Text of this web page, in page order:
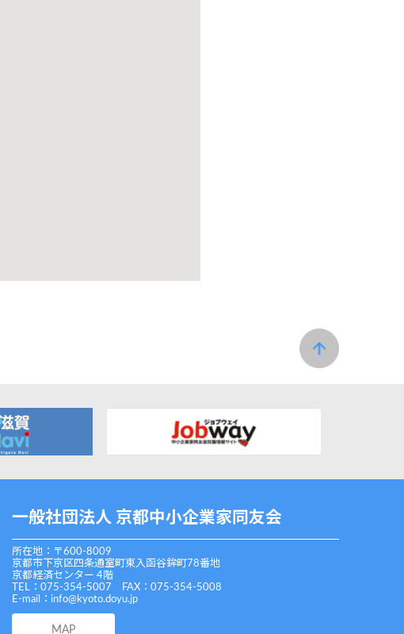
一般社団法人 京都中小企業家同友会
所在地：〒600-8009
京都市下京区四条通室町東入函谷鉾町78番地
京都経済センター 4階
TEL：075-354-5007 FAX：075-354-5008
E-mail： info@kyoto.doyu.jp
MAP